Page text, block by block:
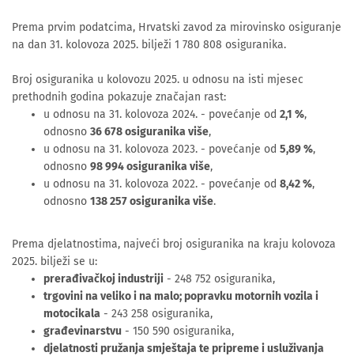
Prema prvim podatcima, Hrvatski zavod za mirovinsko osiguranje
na dan 31. kolovoza 2025. bilježi 1 780 808 osiguranika.
Broj osiguranika u kolovozu 2025. u odnosu na isti mjesec
prethodnih godina pokazuje značajan rast:
u odnosu na 31. kolovoza 2024. - povećanje od 2,1 %,
odnosno 36 678 osiguranika više,
u odnosu na 31. kolovoza 2023. - povećanje od 5,89 %,
odnosno 98 994 osiguranika više,
u odnosu na 31. kolovoza 2022. - povećanje od 8,42 %,
odnosno 138 257 osiguranika više.
Prema djelatnostima, najveći broj osiguranika na kraju kolovoza
2025. bilježi se u:
prerađivačkoj industriji - 248 752 osiguranika,
trgovini na veliko i na malo; popravku motornih vozila i
motocikala - 243 258 osiguranika,
građevinarstvu - 150 590 osiguranika,
djelatnosti pružanja smještaja te pripreme i usluživanja